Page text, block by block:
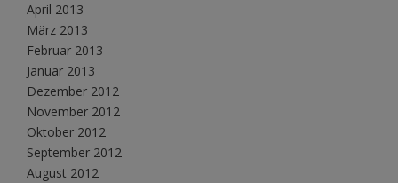
April 2013
März 2013
Februar 2013
Januar 2013
Dezember 2012
November 2012
Oktober 2012
September 2012
August 2012